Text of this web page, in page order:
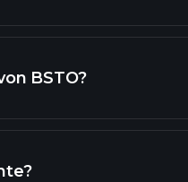
BSTO?
der Aktien